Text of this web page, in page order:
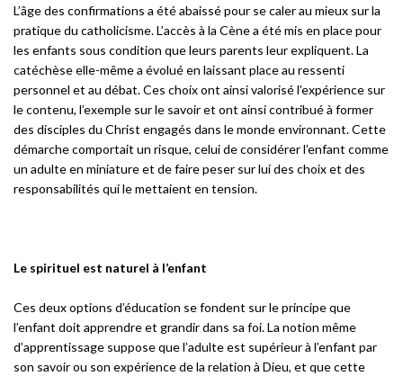
L’âge des confirmations a été abaissé pour se caler au mieux sur la
pratique du catholicisme. L’accès à la Cène a été mis en place pour
les enfants sous condition que leurs parents leur expliquent. La
catéchèse elle-même a évolué en laissant place au ressenti
personnel et au débat. Ces choix ont ainsi valorisé l’expérience sur
le contenu, l’exemple sur le savoir et ont ainsi contribué à former
des disciples du Christ engagés dans le monde environnant. Cette
démarche comportait un risque, celui de considérer l’enfant comme
un adulte en miniature et de faire peser sur lui des choix et des
responsabilités qui le mettaient en tension.
Le spirituel est naturel à l’enfant
Ces deux options d’éducation se fondent sur le principe que
l’enfant doit apprendre et grandir dans sa foi. La notion même
d’apprentissage suppose que l’adulte est supérieur à l’enfant par
son savoir ou son expérience de la relation à Dieu, et que cette